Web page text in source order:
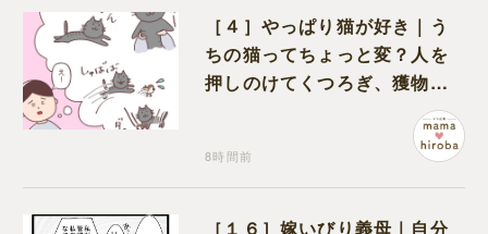
［４］やっぱり猫が好き｜う
ちの猫ってちょっと変？人を
押しのけてくつろぎ、獲物に
も物怖じしない鋼のハート
8時間前
［１６］嫁いびり義母｜自分